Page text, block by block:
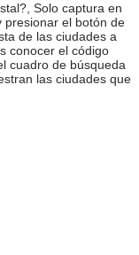
Solo captura en
presionar el botón de
de las ciudades a
conocer el código
cuadro de búsqueda
las ciudades que